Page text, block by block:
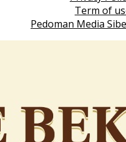
Term of
Pedoman Media